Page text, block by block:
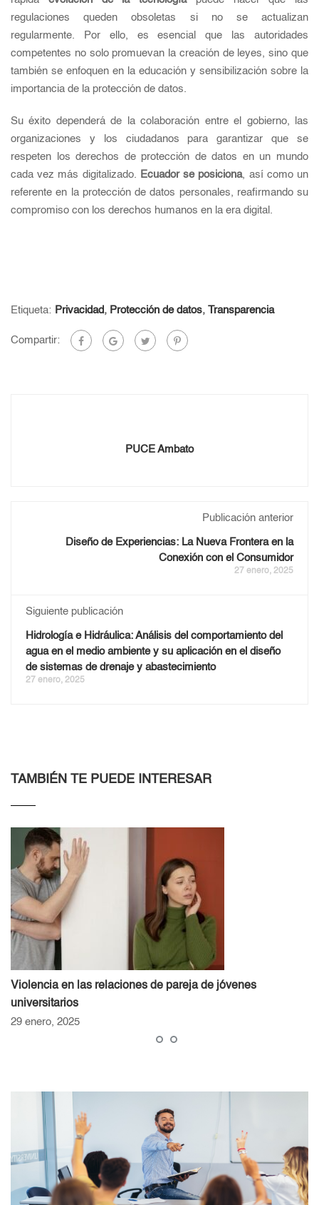
regulaciones queden obsoletas si no se actualizan
regularmente. Por ello, es esencial que las autoridades
competentes no solo promuevan la creación de leyes, sino que
también se enfoquen en la educación y sensibilización sobre la
importancia de la protección de datos.
Su éxito dependerá de la colaboración entre el gobierno, las
organizaciones y los ciudadanos para garantizar que se
respeten los derechos de protección de datos en un mundo
cada vez más digitalizado. Ecuador se posiciona, así como un
referente en la protección de datos personales, reafirmando su
compromiso con los derechos humanos en la era digital.
Etiqueta: Privacidad, Protección de datos, Transparencia
Compartir:
PUCE Ambato
Publicación anterior
Diseño de Experiencias: La Nueva Frontera en la
Conexión con el Consumidor
27 enero, 2025
Siguiente publicación
Hidrología e Hidráulica: Análisis del comportamiento del
agua en el medio ambiente y su aplicación en el diseño
de sistemas de drenaje y abastecimiento
27 enero, 2025
TAMBIÉN TE PUEDE INTERESAR
Violencia en las relaciones de pareja de jóvenes
universitarios
29 enero, 2025